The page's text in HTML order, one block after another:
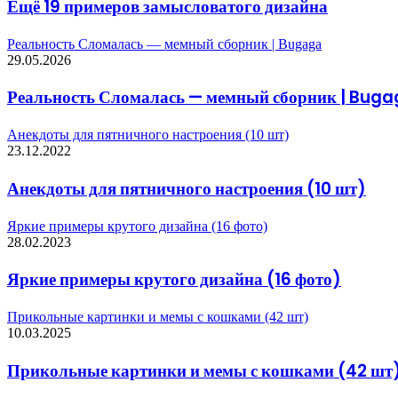
Ещё 19 примеров замысловатого дизайна
Реальность Сломалась — мемный сборник | Bugaga
29.05.2026
Реальность Сломалась — мемный сборник |
Анекдоты для пятничного настроения (10 шт)
23.12.2022
Анекдоты для пятничного настроения (10 шт)
Яркие примеры крутого дизайна (16 фото)
28.02.2023
Яркие примеры крутого дизайна (16 фото)
Прикольные картинки и мемы с кошками (42 шт)
10.03.2025
Прикольные картинки и мемы с кошками (42